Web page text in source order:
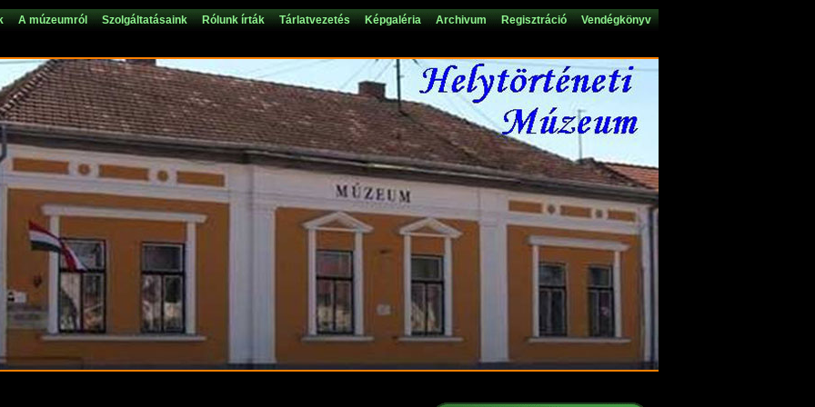
A múzeumról Szolgáltatásaink Rólunk írták Tárlatvezetés Képgaléria Archivum Regisztráció Vendégkönyv